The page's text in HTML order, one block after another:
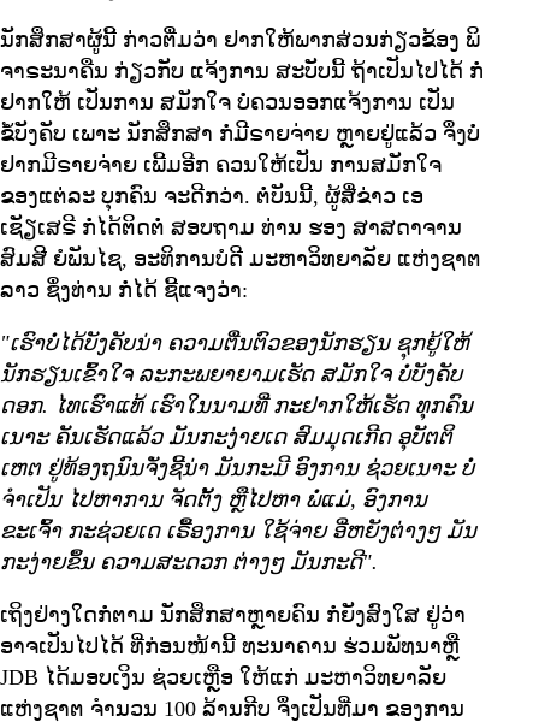
ນັກສຶກສາຜູ້ນີ້ ກ່າວຕື່ມວ່າ ຢາກໃຫ້ພາກສ່ວນກ່ຽວຂ້ອງ ພິ
ຈາຣະນາຄືນ ກ່ຽວກັບ ແຈ້ງການ ສະບັບນີ້ ຖ້າເປັນໄປໄດ້ ກໍ່
ຢາກໃຫ້ ເປັນການ ສມັກໃຈ ບໍ່ຄວນອອກແຈ້ງການ ເປັນ
ຂໍ້ບັງຄັບ ເພາະ ນັກສຶກສາ ກໍ່ມີຣາຍຈ່າຍ ຫຼາຍຢູ່ແລ້ວ ຈຶ່ງບໍ່
ຢາກມີຣາຍຈ່າຍ ເພີ້ມອີກ ຄວນໃຫ້ເປັນ ການສມັກໃຈ
ຂອງແຕ່ລະ ບຸກຄົນ ຈະດີກວ່າ. ຕໍ່ບັນນີ້, ຜູ້ສື່ຂ່າວ ເອ
ເຊັຽເສຣີ ກໍ່ໄດ້ຕິດຕໍ່ ສອບຖາມ ທ່ານ ຮອງ ສາສດາຈານ
ສົມສີ ຍໍພັນໄຊ, ອະທິການບໍດີ ມະຫາວິທຍາລັຍ ແຫ່ງຊາຕ
ລາວ ຊຶ່ງທ່ານ ກໍ່ໄດ້ ຊີ້ແຈງວ່າ:
"ເຮົາບໍ່ໄດ້ບັງຄັບນ່າ ຄວາມຕື່ນຕົວຂອງນັກຮຽນ ຊຸກຍູ້ໃຫ້
ນັກຮຽນເຂົ້າໃຈ ລະກະພຍາຍາມເຮັດ ສມັກໃຈ ບໍ່ບັງຄັບ
ດອກ. ໄທເຮົາແທ້ ເຮົາໃນນາມທີ່ ກະຢາກໃຫ້ເຮັດ ທຸກຄົນ
ເນາະ ຄັນເຮັດແລ້ວ ມັນກະງ່າຍເດ ສົມມຸດເກີດ ອຸບັຕຕິ
ເຫຕ ຢູ່ທ້ອງຖນົນຈັ່ງຊີ້ນ່າ ມັນກະມີ ອົງການ ຊ່ວຍເນາະ ບໍ່
ຈຳເປັນ ໄປຫາການ ຈັດຕັ້ງ ຫຼືໄປຫາ ພໍ່ແມ່, ອົງການ
ຂະເຈົ້າ ກະຊ່ວຍເດ ເຣື້ອງການ ໃຊ້ຈ່າຍ ອີ່ຫຍັງຕ່າງໆ ມັນ
ກະງ່າຍຂຶ້ນ ຄວາມສະດວກ ຕ່າງໆ ມັນກະດີ".
ເຖິງຢ່າງໃດກໍ່ຕາມ ນັກສຶກສາຫຼາຍຄົນ ກໍ່ຍັງສົງໃສ ຢູ່ວ່າ
ອາຈເປັນໄປໄດ້ ທີ່ກ່ອນໜ້ານີ້ ທະນາຄານ ຮ່ວມພັທນາຫຼື
JDB ໄດ້ມອບເງິນ ຊ່ວຍເຫຼືອ ໃຫ້ແກ່ ມະຫາວິທຍາລັຍ
ແຫ່ງຊາຕ ຈຳນວນ 100 ລ້ານກີບ ຈຶ່ງເປັນທີ່ມາ ຂອງການ